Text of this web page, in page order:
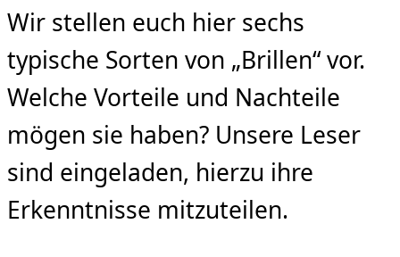
Wir stellen euch hier sechs
typische Sorten von „Brillen“ vor.
Welche Vorteile und Nachteile
mögen sie haben? Unsere Leser
sind eingeladen, hierzu ihre
Erkenntnisse mitzuteilen.